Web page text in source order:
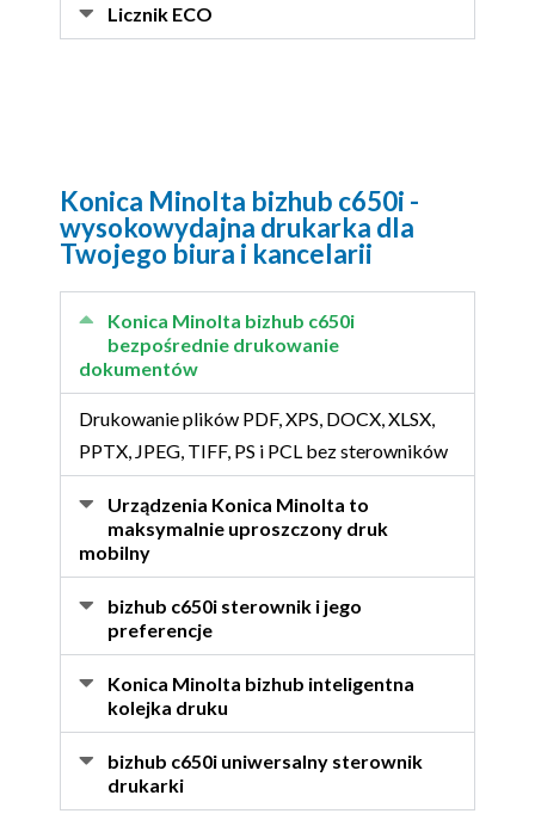
Licznik ECO
Konica Minolta bizhub c650i -
wysokowydajna drukarka dla
Twojego biura i kancelarii
Konica Minolta bizhub c650i
bezpośrednie drukowanie
dokumentów
Drukowanie plików PDF, XPS, DOCX, XLSX,
PPTX, JPEG, TIFF, PS i PCL bez sterowników
Urządzenia Konica Minolta to
maksymalnie uproszczony druk
mobilny
bizhub c650i sterownik i jego
preferencje
Konica Minolta bizhub inteligentna
kolejka druku
bizhub c650i uniwersalny sterownik
drukarki